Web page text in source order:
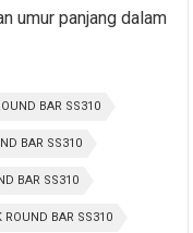
umur panjang dalam
BAR SS310
BAR SS310
BAR SS310
ROUND BAR SS310